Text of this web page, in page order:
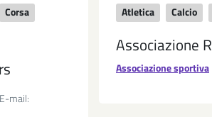
Corsa
mail:
Atletica Calcio
Associazione
Associazione sportiva